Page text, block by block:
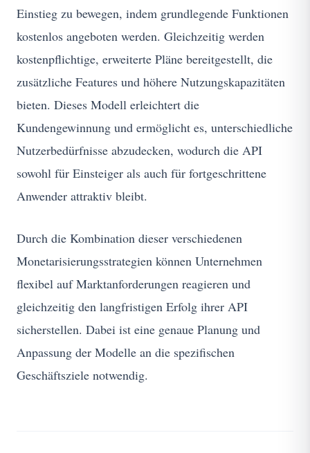
Einstieg zu bewegen, indem grundlegende Funktionen
kostenlos angeboten werden. Gleichzeitig werden
kostenpflichtige, erweiterte Pläne bereitgestellt, die
zusätzliche Features und höhere Nutzungskapazitäten
bieten. Dieses Modell erleichtert die
Kundengewinnung und ermöglicht es, unterschiedliche
Nutzerbedürfnisse abzudecken, wodurch die API
sowohl für Einsteiger als auch für fortgeschrittene
Anwender attraktiv bleibt.
Durch die Kombination dieser verschiedenen
Monetarisierungsstrategien können Unternehmen
flexibel auf Marktanforderungen reagieren und
gleichzeitig den langfristigen Erfolg ihrer API
sicherstellen. Dabei ist eine genaue Planung und
Anpassung der Modelle an die spezifischen
Geschäftsziele notwendig.